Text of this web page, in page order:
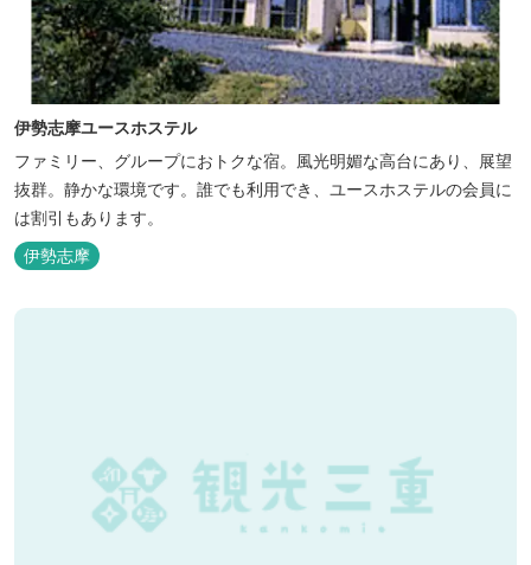
伊勢志摩ユースホステル
ファミリー、グループにおトクな宿。風光明媚な高台にあり、展望
抜群。静かな環境です。誰でも利用でき、ユースホステルの会員に
は割引もあります。
伊勢志摩